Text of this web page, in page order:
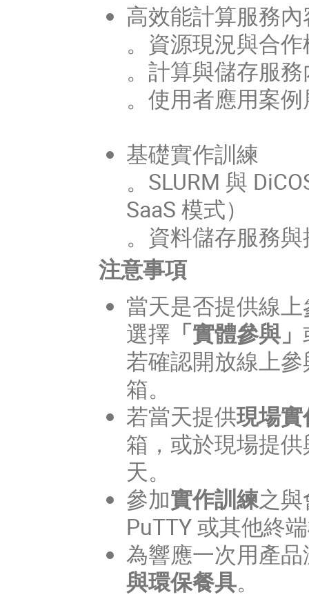
高效能計算服務
。資源現況與合
。計算與儲存服
。使用者應用案
基礎實作訓練
。SLURM 與
SaaS 模式）
。資料儲存服務
注意事項
當天是否提供線
選擇 「實體參與」
若確認開放線上
箱。
若當天提供現場實
箱，或於現場提
天。
參加實作訓練之
PuTTY 或其他終
為響應一次用產
與環保餐具。